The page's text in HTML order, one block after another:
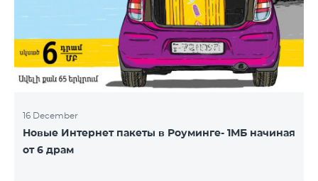
диаспоры, стимулирование репатриации, а также
развитие стартап-экосистемы в Армении.
Программа позволяет превратить
технологические идеи и проекты прож
16 December
Новые Интернет пакеты в Роуминге- 1МБ начиная
от 6 драм